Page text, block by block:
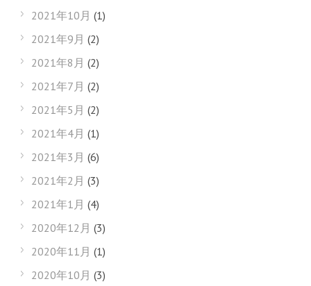
2021年10月 (1)
2021年9月 (2)
2021年8月 (2)
2021年7月 (2)
2021年5月 (2)
2021年4月 (1)
2021年3月 (6)
2021年2月 (3)
2021年1月 (4)
2020年12月 (3)
2020年11月 (1)
2020年10月 (3)